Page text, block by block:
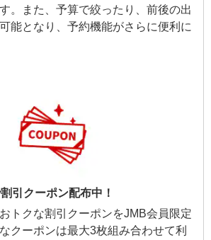
。また、予算で絞ったり、前後の出
能となり、予約機能がさらに便利に
引クーポン配布中！
トクな割引クーポンをJMB会員限定
クーポンは最大3枚組み合わせて利